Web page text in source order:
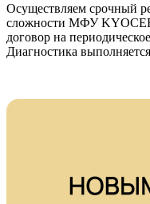
Осуществляем срочный
сложности МФУ
договор на
Диагностика